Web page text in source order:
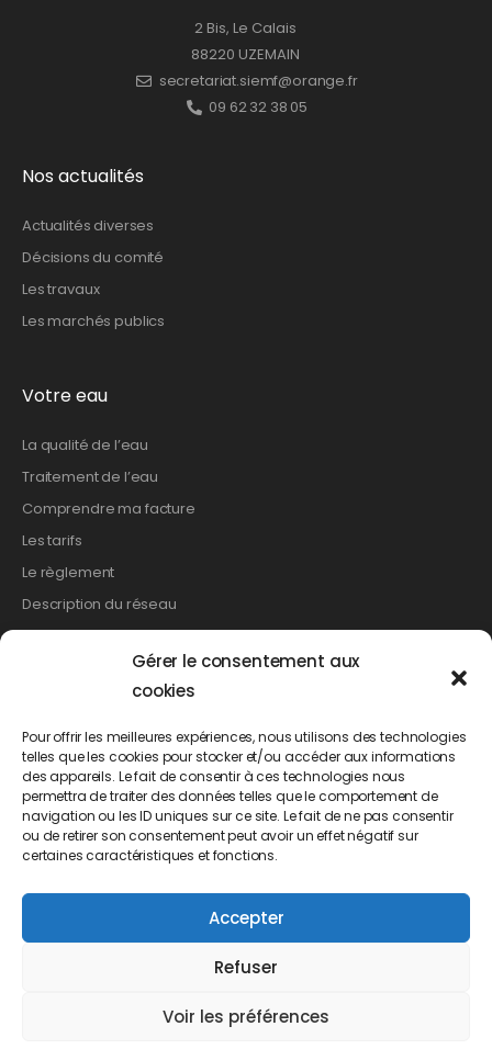
Gérer le consentement aux
cookies
Pour offrir les meilleures expériences, nous utilisons des technologies
telles que les cookies pour stocker et/ou accéder aux informations
des appareils. Le fait de consentir à ces technologies nous
permettra de traiter des données telles que le comportement de
navigation ou les ID uniques sur ce site. Le fait de ne pas consentir
ou de retirer son consentement peut avoir un effet négatif sur
certaines caractéristiques et fonctions.
Accepter
Refuser
Voir les préférences
2 Bis, Le Calais
88220 UZEMAIN
secretariat.siemf@orange.fr
09 62 32 38 05
Nos actualités
Actualités diverses
Décisions du comité
Les travaux
Les marchés publics
Votre eau
La qualité de l’eau
Traitement de l’eau
Comprendre ma facture
Les tarifs
Le règlement
Description du réseau
Relevé de compteur
Création de branchement
Suppression d’un branchement
Changement de propriétaire
Demande d’abonnement
Demande de mensualisation
Mentions légales Politique de cookies